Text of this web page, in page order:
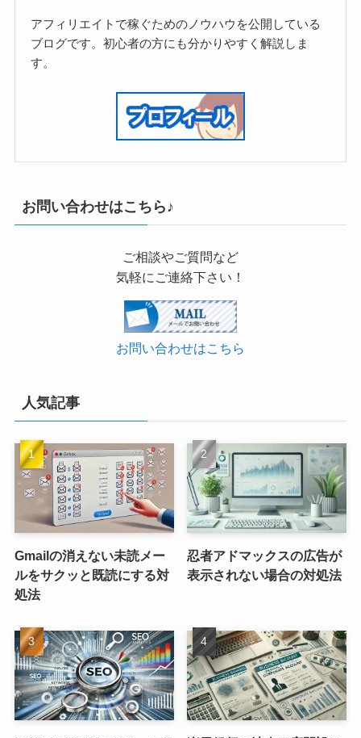
アフィリエイトで稼ぐためのノウハウを公開している
ブログです。初心者の方にも分かりやすく解説しま
す。
お問い合わせはこちら♪
ご相談やご質問など
気軽にご連絡下さい！
お問い合わせはこちら
人気記事
Gmailの消えない未読メー
ルをサクッと既読にする対
処法
忍者アドマックスの広告が
表示されない場合の対処法